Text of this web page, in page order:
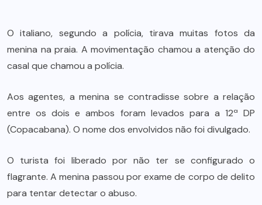
O italiano, segundo a polícia, tirava muitas fotos da
menina na praia. A movimentação chamou a atenção do
casal que chamou a polícia.
Aos agentes, a menina se contradisse sobre a relação
entre os dois e ambos foram levados para a 12ª DP
(Copacabana). O nome dos envolvidos não foi divulgado.
O turista foi liberado por não ter se configurado o
flagrante. A menina passou por exame de corpo de delito
para tentar detectar o abuso.